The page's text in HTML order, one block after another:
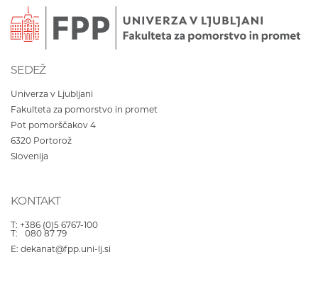
SEDEŽ
Univerza v Ljubljani
Fakulteta za pomorstvo in promet
Pot pomorščakov 4
6320 Portorož
Slovenija
KONTAKT
T: +386 (0)5 6767-100
T:
080 87 79
E: dekanat@fpp.uni-lj.si